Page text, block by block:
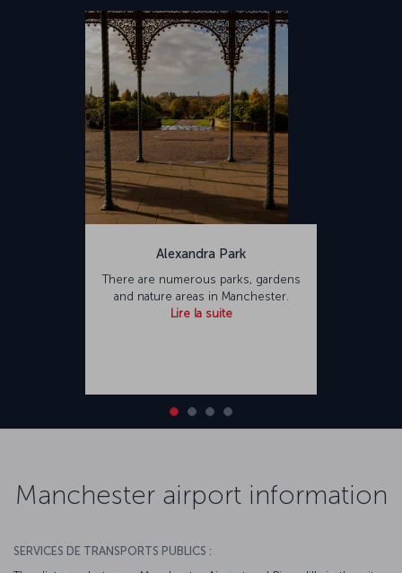
Alexandra Park
There are numerous parks, gardens
and nature areas in Manchester.
Lire la suite
Manchester airport information
SERVICES DE TRANSPORTS PUBLICS :